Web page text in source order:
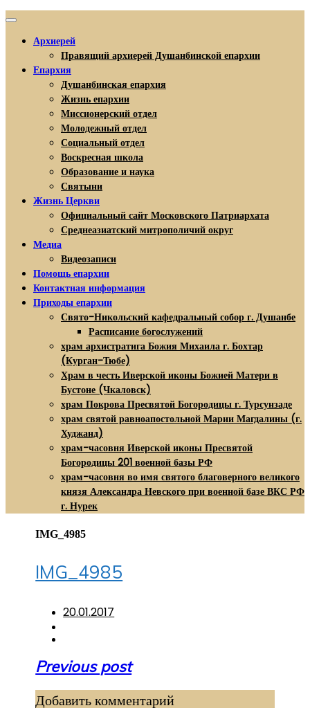
Архиерей
Правящий архиерей Душанбинской епархии
Епархия
Душанбинская епархия
Жизнь епархии
Миссионерский отдел
Молодежный отдел
Социальный отдел
Воскресная школа
Образование и наука
Святыни
Жизнь Церкви
Официальный сайт Московского Патриархата
Среднеазиатский митрополичий округ
Медиа
Видеозаписи
Помощь епархии
Контактная информация
Приходы епархии
Свято-Никольский кафедральный собор г. Душанбе
Расписание богослужений
храм архистратига Божия Михаила г. Бохтар
(Курган-Тюбе)
Храм в честь Иверской иконы Божией Матери в
Бустоне (Чкаловск)
храм Покрова Пресвятой Богородицы г. Турсунзаде
храм святой равноапостольной Марии Магдалины (г.
Худжанд)
храм-часовня Иверской иконы Пресвятой
Богородицы 201 военной базы РФ
храм-часовня во имя святого благоверного великого
князя Александра Невского при военной базе ВКС РФ
г. Нурек
IMG_4985
IMG_4985
20.01.2017
Навигация
записям
Previous post
Добавить комментарий